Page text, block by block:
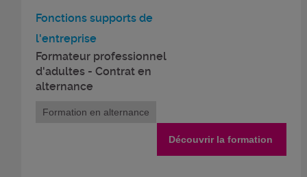
Fonctions supports de
l'entreprise
Formateur professionnel
d'adultes - Contrat en
alternance
Formation en alternance
Découvrir la formation